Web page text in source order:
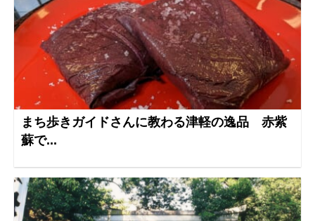
まち歩きガイドさんに教わる津軽の逸品 赤紫
蘇で...